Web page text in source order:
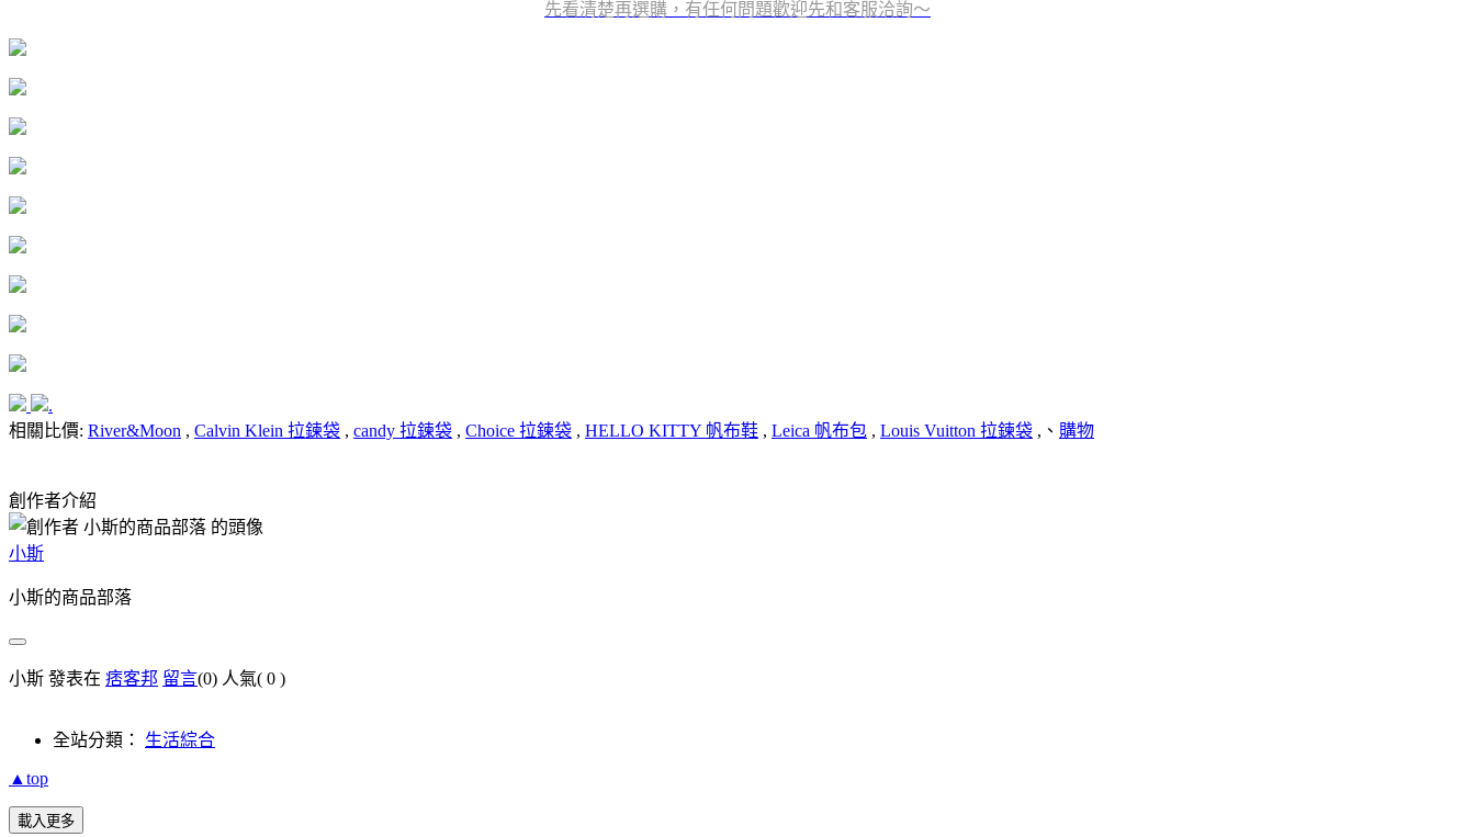
先看清楚再選購，有任何問題歡迎先和客服洽詢～
.
相關比價: River&Moon , Calvin Klein 拉鍊袋 , candy 拉鍊袋 , Choice 拉鍊袋 , HELLO KITTY 帆布鞋 , Leica 帆布包 , Louis Vuitton 拉鍊袋 ,、 購物
創作者介紹
小斯
小斯的商品部落
小斯 發表在 痞客邦 留言(0) 人氣( 0 )
全站分類： 生活綜合
▲top
載入更多